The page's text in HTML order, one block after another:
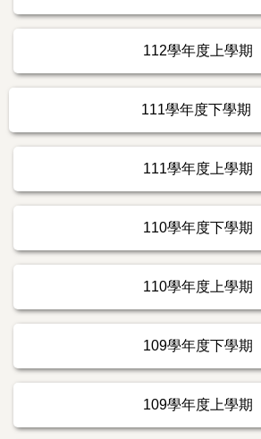
112學年度上學期
111學年度下學期
111學年度上學期
110學年度下學期
110學年度上學期
109學年度下學期
109學年度上學期